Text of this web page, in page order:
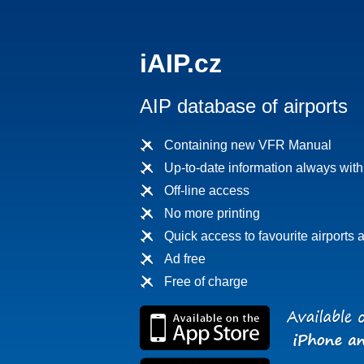
iAIP.cz
AIP database of airports
Containing new VFR Manual
Up-to-date information always
Off-line access
No more printing
Quick access to favourite airports
Ad free
Free of charge